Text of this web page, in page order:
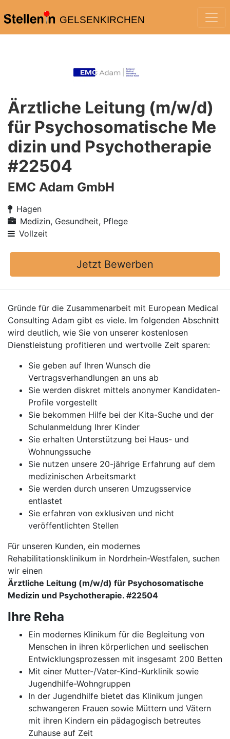
GELSENKIRCHEN
Ärztliche Leitung (m/w/d)
für Psychosomatische Me
dizin und Psychotherapie
#22504
EMC Adam GmbH
Hagen
Medizin, Gesundheit, Pflege
Vollzeit
Jetzt Bewerben
Gründe für die Zusammenarbeit mit European Medical
Consulting Adam gibt es viele. Im folgenden Abschnitt
wird deutlich, wie Sie von unserer kostenlosen
Dienstleistung profitieren und wertvolle Zeit sparen:
Sie geben auf Ihren Wunsch die
Vertragsverhandlungen an uns ab
Sie werden diskret mittels anonymer Kandidaten-
Profile vorgestellt
Sie bekommen Hilfe bei der Kita-Suche und der
Schulanmeldung Ihrer Kinder
Sie erhalten Unterstützung bei Haus- und
Wohnungssuche
Sie nutzen unsere 20-jährige Erfahrung auf dem
medizinischen Arbeitsmarkt
Sie werden durch unseren Umzugsservice
entlastet
Sie erfahren von exklusiven und nicht
veröffentlichten Stellen
Für unseren Kunden, ein modernes
Rehabilitationsklinikum in Nordrhein-Westfalen, suchen
wir einen
Ärztliche Leitung (m/w/d) für Psychosomatische
Medizin und Psychotherapie. #22504
Ihre Reha
Ein modernes Klinikum für die Begleitung von
Menschen in ihren körperlichen und seelischen
Entwicklungsprozessen mit insgesamt 200 Betten
Mit einer Mutter-/Vater-Kind-Kurklinik sowie
Jugendhilfe-Wohngruppen
In der Jugendhilfe bietet das Klinikum jungen
schwangeren Frauen sowie Müttern und Vätern
mit ihren Kindern ein pädagogisch betreutes
Zuhause auf Zeit